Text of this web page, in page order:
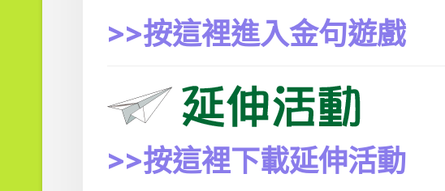
>>按這裡進入金句遊戲
>>按這裡下載延伸活動